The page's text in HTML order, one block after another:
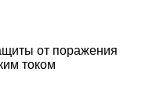
от поражения
током